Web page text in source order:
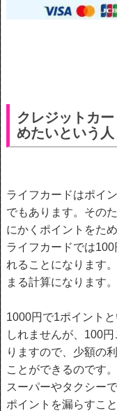
クレジットカ
めたいという人
ライフカードはポイ
でもあります。その
にかくポイントをた
ライフカードでは
れることになります
まる計算になります。
1000円で1ポイント
しれませんが、100
りますので、少額の
ことができるのです
スーパーやタクシー
ポイントを漏らすこ